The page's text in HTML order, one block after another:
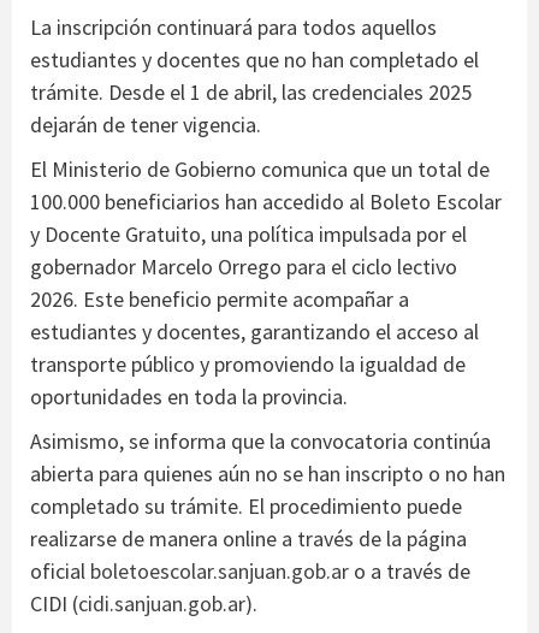
La inscripción continuará para todos aquellos
estudiantes y docentes que no han completado el
trámite. Desde el 1 de abril, las credenciales 2025
dejarán de tener vigencia.
El Ministerio de Gobierno comunica que un total de
100.000 beneficiarios han accedido al Boleto Escolar
y Docente Gratuito, una política impulsada por el
gobernador Marcelo Orrego para el ciclo lectivo
2026. Este beneficio permite acompañar a
estudiantes y docentes, garantizando el acceso al
transporte público y promoviendo la igualdad de
oportunidades en toda la provincia.
Asimismo, se informa que la convocatoria continúa
abierta para quienes aún no se han inscripto o no han
completado su trámite. El procedimiento puede
realizarse de manera online a través de la página
oficial boletoescolar.sanjuan.gob.ar o a través de
CIDI (cidi.sanjuan.gob.ar).